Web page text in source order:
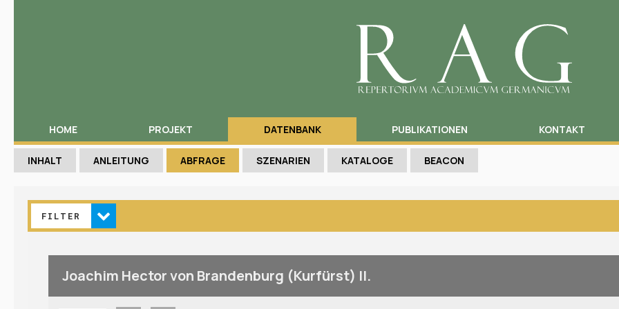
HOME PROJEKT DATENBANK PUBLIKATIONEN KONTAKT
INHALT ANLEITUNG ABFRAGE SZENARIEN KATALOGE BEACON